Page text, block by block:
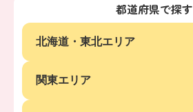
都道府県で探す
北海道・東北エリア
関東エリア